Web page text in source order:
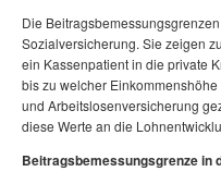
Die
Sozialversicherung. Sie zeigen
ein Kassenpatient in die private
bis zu welcher
und Arbeitslosenversicherung
diese Werte an die
Beitragsbemessungsgrenze in